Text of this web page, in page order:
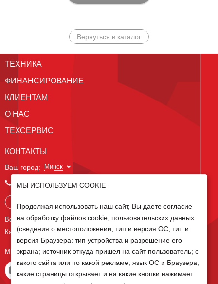
Вернуться в каталог
ТЕХНИКА
ФИНАНСИРОВАНИЕ
КЛИЕНТАМ
О НАС
ТЕХСЕРВИС
КОНТАКТЫ
Ваш город: Минск
+375 29 238 97 34
Все контакты
Карта сайта
МЫ В СОЦ СЕТЯХ
МЫ ИСПОЛЬЗУЕМ COOKIE
Продолжая использовать наш сайт, Вы даете согласие
на обработку файлов cookie, пользовательских данных
(сведения о местоположении; тип и версия ОС; тип и
версия Браузера; тип устройства и разрешение его
экрана; источник откуда пришел на сайт пользователь; с
какого сайта или по какой рекламе; язык ОС и Браузера;
какие страницы открывает и на какие кнопки нажимает